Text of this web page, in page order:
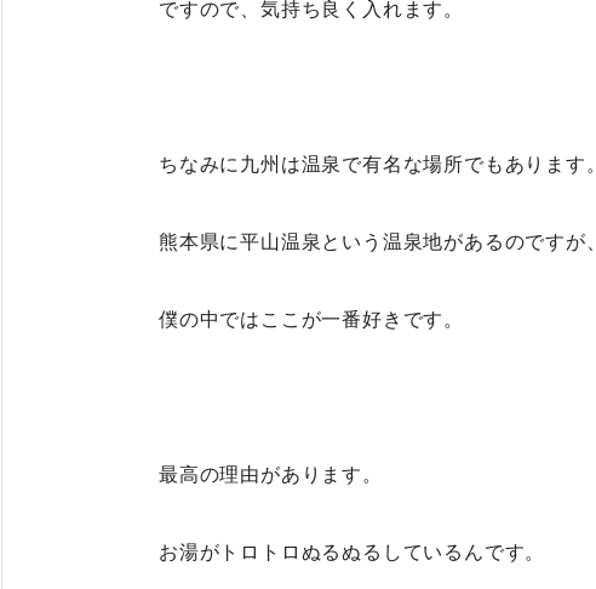
ですので、気持ち良く入れます。
ちなみに九州は温泉で有名な場所でもあります。
熊本県に平山温泉という温泉地があるのですが、
僕の中ではここが一番好きです。
最高の理由があります。
お湯がトロトロぬるぬるしているんです。